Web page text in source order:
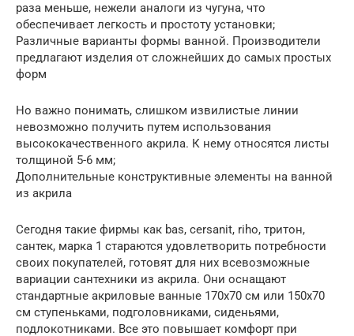
раза меньше, нежели аналоги из чугуна, что
обеспечивает легкость и простоту установки;
Различные варианты формы ванной. Производители
предлагают изделия от сложнейших до самых простых
форм
Но важно понимать, слишком извилистые линии
невозможно получить путем использования
высококачественного акрила. К нему относятся листы
толщиной 5-6 мм;
Дополнительные конструктивные элементы на ванной
из акрила
Сегодня такие фирмы как bas, cersanit, riho, тритон,
сантек, марка 1 стараются удовлетворить потребности
своих покупателей, готовят для них всевозможные
вариации сантехники из акрила. Они оснащают
стандартные акриловые ванные 170х70 см или 150х70
см ступеньками, подголовниками, сиденьями,
подлокотниками. Все это повышает комфорт при